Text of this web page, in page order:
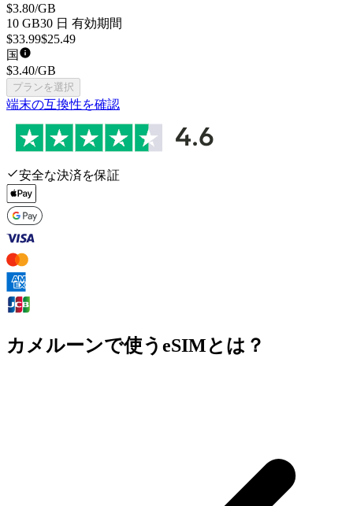
$3.80/GB
10 GB30 日 有効期間
$33.99$25.49
国
$3.40/GB
プランを選択
端末の互換性を確認
安全な決済を保証
カメルーンで使うeSIMとは？